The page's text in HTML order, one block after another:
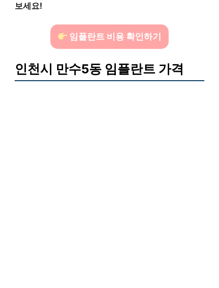
보세요!
임플란트 비용 확인하기
인천시 만수5동 임플란트 가격